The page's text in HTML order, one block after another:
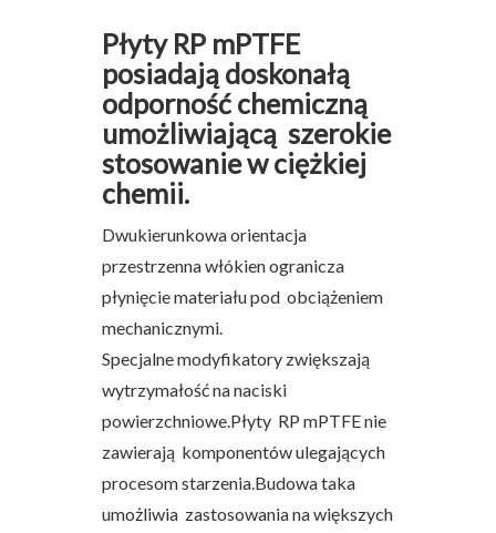
Płyty RP mPTFE
posiadają doskonałą
odporność chemiczną
umożliwiającą szerokie
stosowanie w ciężkiej
chemii.
Dwukierunkowa orientacja
przestrzenna włókien ogranicza
płynięcie materiału pod obciążeniem
mechanicznymi.
Specjalne modyfikatory zwiększają
wytrzymałość na naciski
powierzchniowe.Płyty RP mPTFE nie
zawierają komponentów ulegających
procesom starzenia.Budowa taka
umożliwia zastosowania na większych